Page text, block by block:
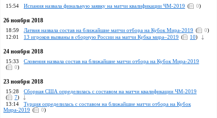
15:54 Испания назвала финальную заявку на матчи квалификации ЧМ-2019 ( 0)
26 ноября 2018
18:59 Латвия назвала состав на ближайшие матчи отбора на Кубок Мира-2019 ( 0)
12:01
13 игроков вызваны в сборную России на матчи Кубка мира–2019 ( 10)
24 ноября 2018
15:33
Словения назвала состав на ближайшие матчи отбора на Кубок Мира-2019
(
0)
23 ноября 2018
15:28
Сборная США определилась с составом на матчи квалификации ЧМ-2019
(
7)
13:14
Турция определилась с составом на ближайшие матчи отбора на Кубок
Мира-2019 ( 0)